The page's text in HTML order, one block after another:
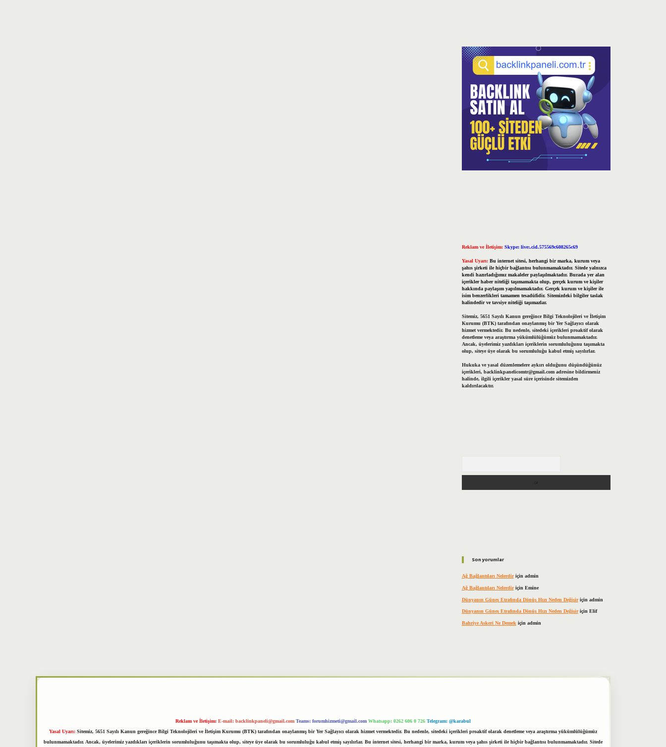
Reklam ve İletişim: Skype: live:.cid.575569c608265c69
Yasal Uyarı: Bu internet sitesi, herhangi bir marka, kurum veya
şahıs şirketi ile hiçbir bağlantısı bulunmamaktadır. Sitede yalnızca
kendi hazırladığımız makaleler paylaşılmaktadır. Burada yer alan
içerikler haber niteliği taşımamakta olup, gerçek kurum ve kişiler
hakkında paylaşım yapılmamaktadır. Gerçek kurum ve kişiler ile
isim benzerlikleri tamamen tesadüfidir. Sitemizdeki bilgiler taslak
halindedir ve tavsiye niteliği taşımazlar.
Sitemiz, 5651 Sayılı Kanun gereğince Bilgi Teknolojileri ve İletişim
Kurumu (BTK) tarafından onaylanmış bir Yer Sağlayıcı olarak
hizmet vermektedir. Bu nedenle, sitedeki içerikleri proaktif olarak
denetleme veya araştırma yükümlülüğümüz bulunmamaktadır.
Ancak, üyelerimiz yazdıkları içeriklerin sorumluluğunu taşımakta
olup, siteye üye olarak bu sorumluluğu kabul etmiş sayılırlar.
Hukuka ve yasal düzenlemelere aykırı olduğunu düşündüğünüz
içerikleri, backlinkpanelicomtr@gmail.comadresine bildirmeniz
halinde, ilgili içerikler yasal süre içerisinde sitemizden
kaldırılacaktır.
Son yorumlar
Ağ Bağlantıları Nelerdiriçin admin
Ağ Bağlantıları Nelerdiriçin Emine
Dünyanın Güneş Etrafında Dönüş Hızı Neden Değişiriçin admin
Dünyanın Güneş Etrafında Dönüş Hızı Neden Değişiriçin Elif
Bahriye Askeri Ne Demek için admin
Reklam ve İletişim: E-mail: backlinkpaneli@gmail.com Teams: forumhizmeti@gmail.com Whatsapp: 0262 606 0 726 Telegram: @karabul
Yasal Uyarı: Sitemiz, 5651 Sayılı Kanun gereğince Bilgi Teknolojileri ve İletişim Kurumu (BTK) tarafından onaylanmış bir Yer Sağlayıcı olarak hizmet vermektedir. Bu nedenle, sitedeki içerikleri proaktif olarak denetleme veya araştırma yükümlülüğümüz
bulunmamaktadır. Ancak, üyelerimiz yazdıkları içeriklerin sorumluluğunu taşımakta olup, siteye üye olarak bu sorumluluğu kabul etmiş sayılırlar. Bu internet sitesi, herhangi bir marka, kurum veya şahıs şirketi ile hiçbir bağlantısı bulunmamaktadır. Sitede